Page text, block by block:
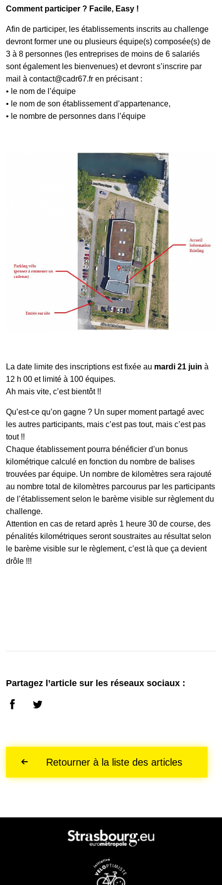
Comment participer ? Facile, Easy !
Afin de participer, les établissements inscrits au challenge
devront former une ou plusieurs équipe(s) composée(s) de
3 à 8 personnes (les entreprises de moins de 6 salariés
sont également les bienvenues) et devront s’inscrire par
mail à contact@cadr67.fr en précisant :
• le nom de l’équipe
• le nom de son établissement d’appartenance,
• le nombre de personnes dans l’équipe
La date limite des inscriptions est fixée au mardi 21 juin à
12 h 00 et limité à 100 équipes.
Ah mais vite, c’est bientôt !!
Qu’est-ce qu’on gagne ? Un super moment partagé avec
les autres participants, mais c’est pas tout, mais c’est pas
tout !!
Chaque établissement pourra bénéficier d’un bonus
kilométrique calculé en fonction du nombre de balises
trouvées par équipe. Un nombre de kilomètres sera rajouté
au nombre total de kilomètres parcourus par les participants
de l’établissement selon le barème visible sur règlement du
challenge.
Attention en cas de retard après 1 heure 30 de course, des
pénalités kilométriques seront soustraites au résultat selon
le barème visible sur le règlement, c’est là que ça devient
drôle !!!
Partagez l’article sur les réseaux sociaux :
Retourner à la liste des articles